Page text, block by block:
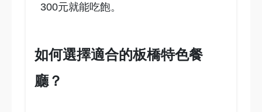
300元就能吃飽。
如何選擇適合的板橋特色餐
廳？